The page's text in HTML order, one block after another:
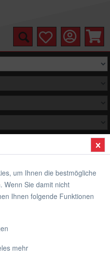
6E5438260000
um Ihnen die bestmögliche
Wenn Sie damit nicht
Ihnen folgende Funktionen
mehr